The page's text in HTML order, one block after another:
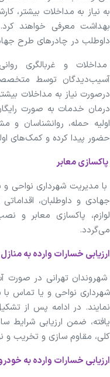
به نیاز به مداخلات بیشتر،
بهداشت معرفی خواهند
داوطلب در چادر‌های طرح
مداخلات و غربالگری
آسیب‌دیدگان توسط
درصورت نیاز به مداخلات
درمان خدمات به صورت
اولیه حمله، روانشناسان
حضور پیدا کرده و کمک‌های
پاکسازی معابر
با مدیریت شهرداری نواحی
جهادی و داوطلبان،
لوازم، پاکسازی معابر و
می‌گردد.
ارزیابی خسارات وارده به منازل
شهروندان تهرانی در صورت
نمایند. در ادامه پس از
یافته، ضمن ارزیابی شرایط
کلی، مقاوم سازی و تخریب و
ارزیابی خسارات وارده به